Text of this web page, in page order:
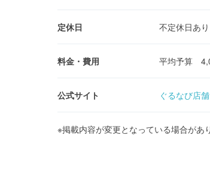
定休日 不定休日あり
料金・費用 平均予算
公式サイト ぐるなび店
※掲載内容が変更となっている場合があ